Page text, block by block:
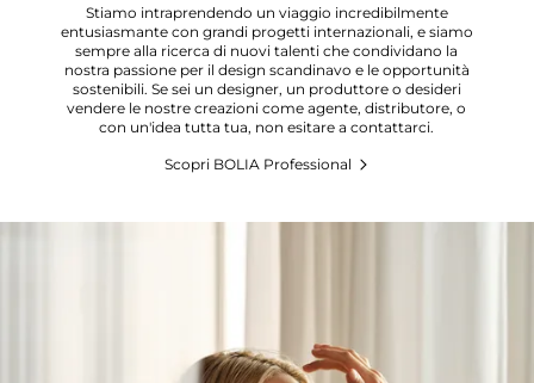
Stiamo intraprendendo un viaggio incredibilmente
entusiasmante con grandi progetti internazionali, e siamo
sempre alla ricerca di nuovi talenti che condividano la
nostra passione per il design scandinavo e le opportunità
sostenibili. Se sei un designer, un produttore o desideri
vendere le nostre creazioni come agente, distributore, o
con un'idea tutta tua, non esitare a contattarci.
Scopri BOLIA Professional